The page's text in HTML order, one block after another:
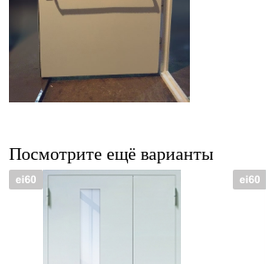
Посмотрите ещё варианты